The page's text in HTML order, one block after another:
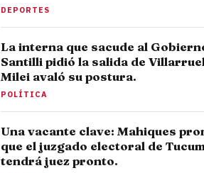
DEPORTES
La interna que sacude al
Santilli pidió la salida de
Milei avaló su postura.
POLÍTICA
Una vacante clave: Mahiques
que el juzgado electoral de
tendrá juez pronto.